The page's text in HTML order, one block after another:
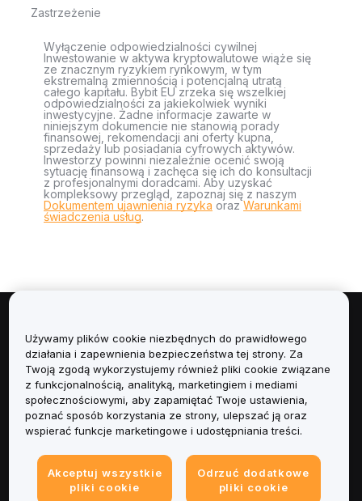
Zastrzeżenie
Wyłączenie odpowiedzialności cywilnej
Inwestowanie w aktywa kryptowalutowe wiąże się
ze znacznym ryzykiem rynkowym, w tym
ekstremalną zmiennością i potencjalną utratą
całego kapitału. Bybit EU zrzeka się wszelkiej
odpowiedzialności za jakiekolwiek wyniki
inwestycyjne. Żadne informacje zawarte w
niniejszym dokumencie nie stanowią porady
finansowej, rekomendacji ani oferty kupna,
sprzedaży lub posiadania cyfrowych aktywów.
Inwestorzy powinni niezależnie ocenić swoją
sytuację finansową i zachęca się ich do konsultacji
z profesjonalnymi doradcami. Aby uzyskać
kompleksowy przegląd, zapoznaj się z naszym
Dokumentem ujawnienia ryzyka orazWarunkami
świadczenia usług.
Informacje
Usługi
Obsługa Klienta
Informacje prawne
Używamy plików cookie niezbędnych do prawidłowego
działania i zapewnienia bezpieczeństwa tej strony. Za
Twoją zgodą wykorzystujemy również pliki cookie związane
z funkcjonalnością, analityką, marketingiem i mediami
społecznościowymi, aby zapamiętać Twoje ustawienia,
poznać sposób korzystania ze strony, ulepszać ją oraz
wspierać funkcje marketingowe i udostępniania treści.
Akceptuj wszystkie
pliki cookie
Odrzuć dodatkowe
pliki cookie